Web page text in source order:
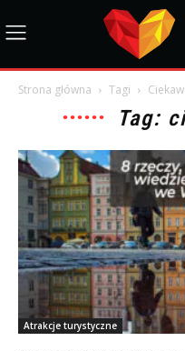
Strona główna Tagi
Tag:
Atrakcje turystyczne